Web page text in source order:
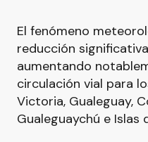
El fenómeno
reducción
aumentando
circulación vial para
Victoria, Gualeguay,
Gualeguaychú e Islas